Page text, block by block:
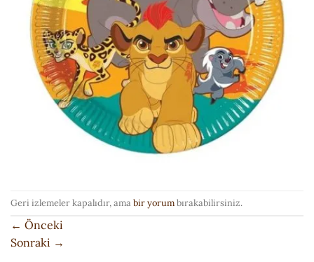
Geri izlemeler kapalıdır, ama bir yorumbırakabilirsiniz.
← Önceki
Sonraki →